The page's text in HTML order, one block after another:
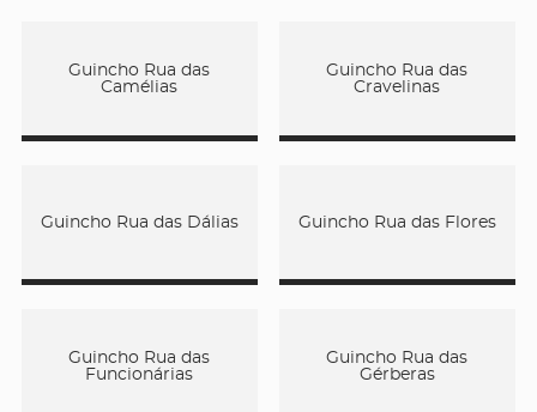
Guincho Rua das
Camélias
Guincho Rua das
Cravelinas
Guincho Rua das Dálias Guincho Rua das Flores
Guincho Rua das
Funcionárias
Guincho Rua das
Gérberas